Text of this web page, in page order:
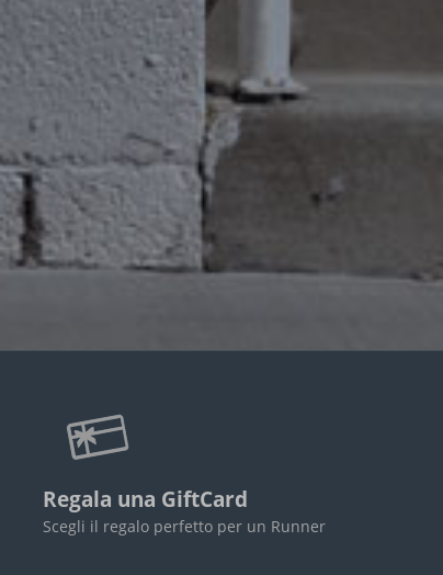
Regala una GiftCard
Scegli il regalo perfetto per un Runner